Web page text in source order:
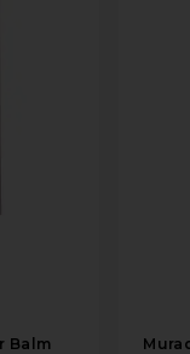
Balm